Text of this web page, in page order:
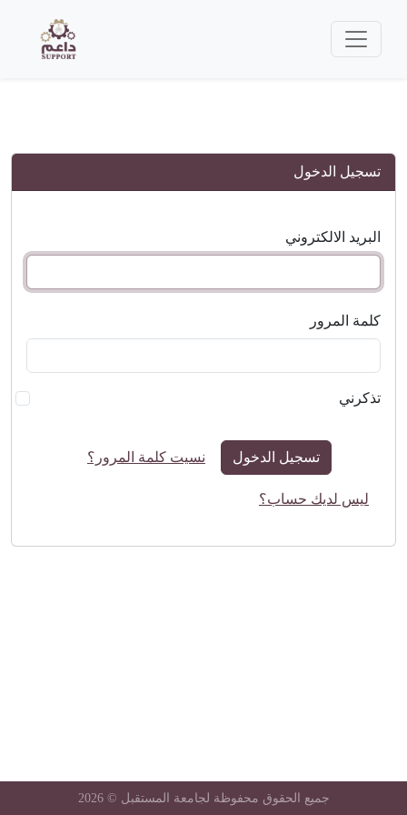
تسجيل الدخول
البريد الالكتروني
كلمة المرور
تذكرني
تسجيل الدخول نسيت كلمة المرور؟
ليس لديك حساب؟
جميع الحقوق محفوظة لجامعة المستقبل © 2026